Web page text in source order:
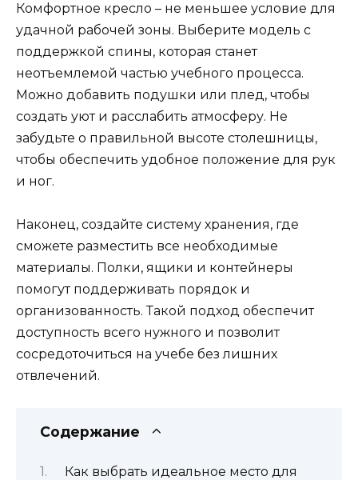
Комфортное кресло – не меньшее условие для
удачной рабочей зоны. Выберите модель с
поддержкой спины, которая станет
неотъемлемой частью учебного процесса.
Можно добавить подушки или плед, чтобы
создать уют и расслабить атмосферу. Не
забудьте о правильной высоте столешницы,
чтобы обеспечить удобное положение для рук
и ног.
Наконец, создайте систему хранения, где
сможете разместить все необходимые
материалы. Полки, ящики и контейнеры
помогут поддерживать порядок и
организованность. Такой подход обеспечит
доступность всего нужного и позволит
сосредоточиться на учебе без лишних
отвлечений.
Содержание
Как выбрать идеальное место для